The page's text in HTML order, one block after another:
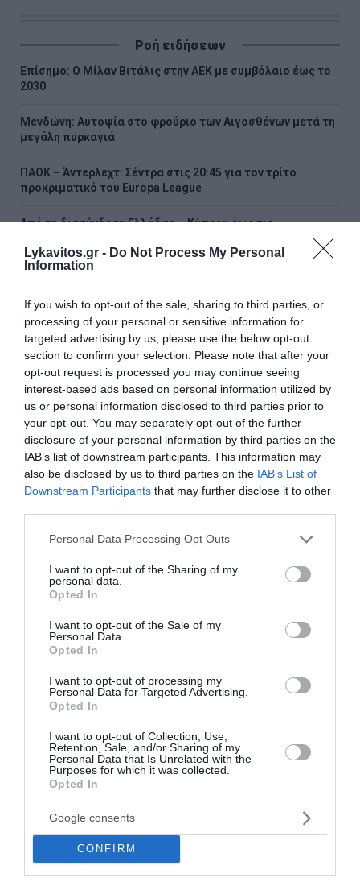
Lykavitos.gr - Do Not Process My Personal
Information
If you wish to opt-out of the sale, sharing to third parties, or
processing of your personal or sensitive information for
targeted advertising by us, please use the below opt-out
section to confirm your selection. Please note that after your
opt-out request is processed you may continue seeing
interest-based ads based on personal information utilized by
us or personal information disclosed to third parties prior to
your opt-out. You may separately opt-out of the further
disclosure of your personal information by third parties on the
IAB’s list of downstream participants. This information may
also be disclosed by us to third parties on the IAB’s List of
Downstream Participants that may further disclose it to other
Please note that this website/app uses one or more Google
not limited to your visit or usage behaviour. You may click to
grant or deny consent to Google and its third-party tags to
use your data for below specified purposes in below Google
consent section.
Personal Data Processing Opt Outs
I want to opt-out of the Sharing of my
personal data.
Opted In
I want to opt-out of the Sale of my
Personal Data.
Opted In
I want to opt-out of processing my
Personal Data for Targeted Advertising.
Opted In
I want to opt-out of Collection, Use,
Retention, Sale, and/or Sharing of my
Personal Data that Is Unrelated with the
Purposes for which it was collected.
Opted In
Google consents
CONFIRM
Ροή ειδήσεων
Επίσημο: Ο Μίλαν Βιτάλις στην ΑΕΚ με συμβόλαιο έως το
2030
Μενδώνη: Αυτοψία στο φρούριο των Αιγοσθένων μετά τη
μεγάλη πυρκαγιά
ΠΑΟΚ – Άντερλεχτ: Σέντρα στις 20:45 για τον τρίτο
προκριματικό του Europa League
Από τη διασύνδεση Ελλάδας – Κύπρου έως τις
Έληξε η βλάβη στο Μετρό Θεσσαλονίκης – Άνοιξε και ο
Νέα εποχή στις αγροτικές ενισχύσεις: Παρουσιάστηκε το
myAGRO παρουσία Μητσοτάκη
Καιρός: Ανεβαίνει η θερμοκρασία – Έρχεται τριήμερο
ζέστης με 40άρια από το Σάββατο
Το ύστατο χαίρε στον Λάκη Χαλκιά – Πλήθος κόσμου στο
λαϊκό προσκύνημα και την κηδεία
Πιερρακάκης: Υποβλήθηκε το αίτημα για την
ενεργοποίηση της ρήτρας διαφυγής για την ενεργειακή
Δένδιας για τη συμφωνία ΑΟΖ με την Αίγυπτο:
Δίκαιο»
διαβάστε ακόμη